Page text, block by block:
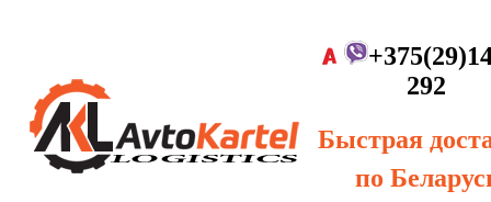
292
Быстрая
по